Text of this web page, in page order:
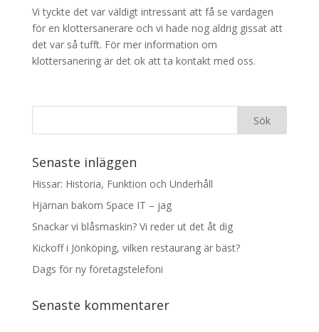
Vi tyckte det var väldigt intressant att få se vardagen
för en klottersanerare och vi hade nog aldrig gissat att
det var så tufft. För mer information om
klottersanering är det ok att ta kontakt med oss.
Senaste inläggen
Hissar: Historia, Funktion och Underhåll
Hjärnan bakom Space IT – jag
Snackar vi blåsmaskin? Vi reder ut det åt dig
Kickoff i Jönköping, vilken restaurang är bäst?
Dags för ny företagstelefoni
Senaste kommentarer